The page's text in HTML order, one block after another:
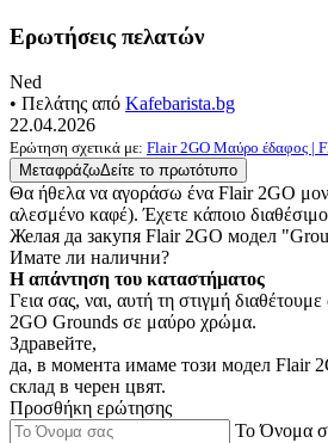
Ερωτήσεις πελατών
Ned
• Πελάτης από Kafebarista.bg
22.04.2026
Ερώτηση σχετικά με: Flair 2GO Μαύρο έδαφος |
ΜεταφράζωΔείτε το πρωτότυπο
Θα ήθελα να αγοράσω ένα Flair 2GO
αλεσμένο καφέ). Έχετε κάποιο
Желая да закупя Flair 2GO модел
Имате ли налични?
Η απάντηση του καταστήματος
Γεια σας, ναι, αυτή τη στιγμή
2GO Grounds σε μαύρο χρώμα.
Здравейте,
да, в момента имаме този модел Flair
склад в черен цвят.
Προσθήκη ερώτησης
Το Όνομα